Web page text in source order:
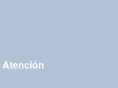
Atención